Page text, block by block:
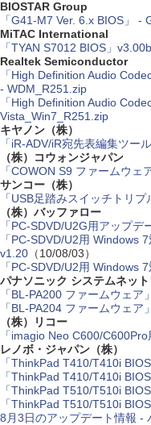
BIOSTAR Group
「G41-M7 Ver. 6.x BIOS」 -
MiTAC International
「TYAN S7012 BIOS」
Realtek Semiconductor
「High Definition Audio
- WDM_R251.zip
「High Definition Audio
Vista_Win7_R251.zip
キヤノン（株）
「iR-ADV/iR宛先表編集ツー
（株）コウォンジャパン
「COWON S9 ファームウェ
サンコー（株）
「USB足踏みスイッチトリプ
（株）バッファロー
「PC-SDVD/U2G用アップデ
「PC-SDVD/U2用 Windows
v1.20（10/08/03）
「PC-SDVD/U2用 Windows
パナソニック システムネット
「BL-PA200 ファームウェア
「BL-PA204 ファームウェア
（株）リコー
「imagio Neo C600/
レノボ・ジャパン（株）
「ThinkPad T410/T410i
「ThinkPad T410/T410i
「ThinkPad T510/T510i
「ThinkPad T510/T510i
8月3日のアップデート情報 -